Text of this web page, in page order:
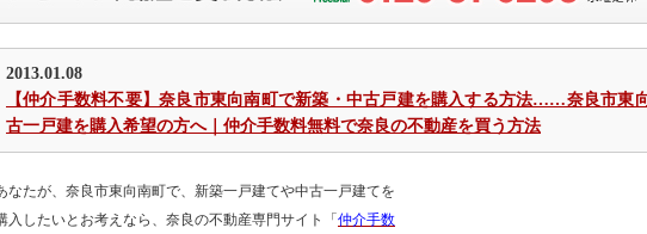
2013.01.08
【仲介手数料不要】奈良市東向南町で新築・中古戸建を購入する方法……奈良市東
古一戸建を購入希望の方へ｜仲介手数料無料で奈良の不動産を買う方法
なたが、奈良市東向南町で、新築一戸建てや中古一戸建てを
入したいとお考えなら、奈良の不動産専門サイト「 仲介手数